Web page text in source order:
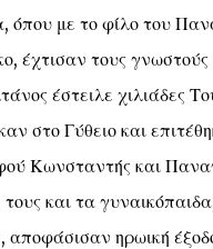
όπου με το φίλο του
έχτισαν τους
έστειλε χιλιάδες
στο Γύθειο και
Κωνσταντής και
τους και τα
αποφάσισαν ηρωική